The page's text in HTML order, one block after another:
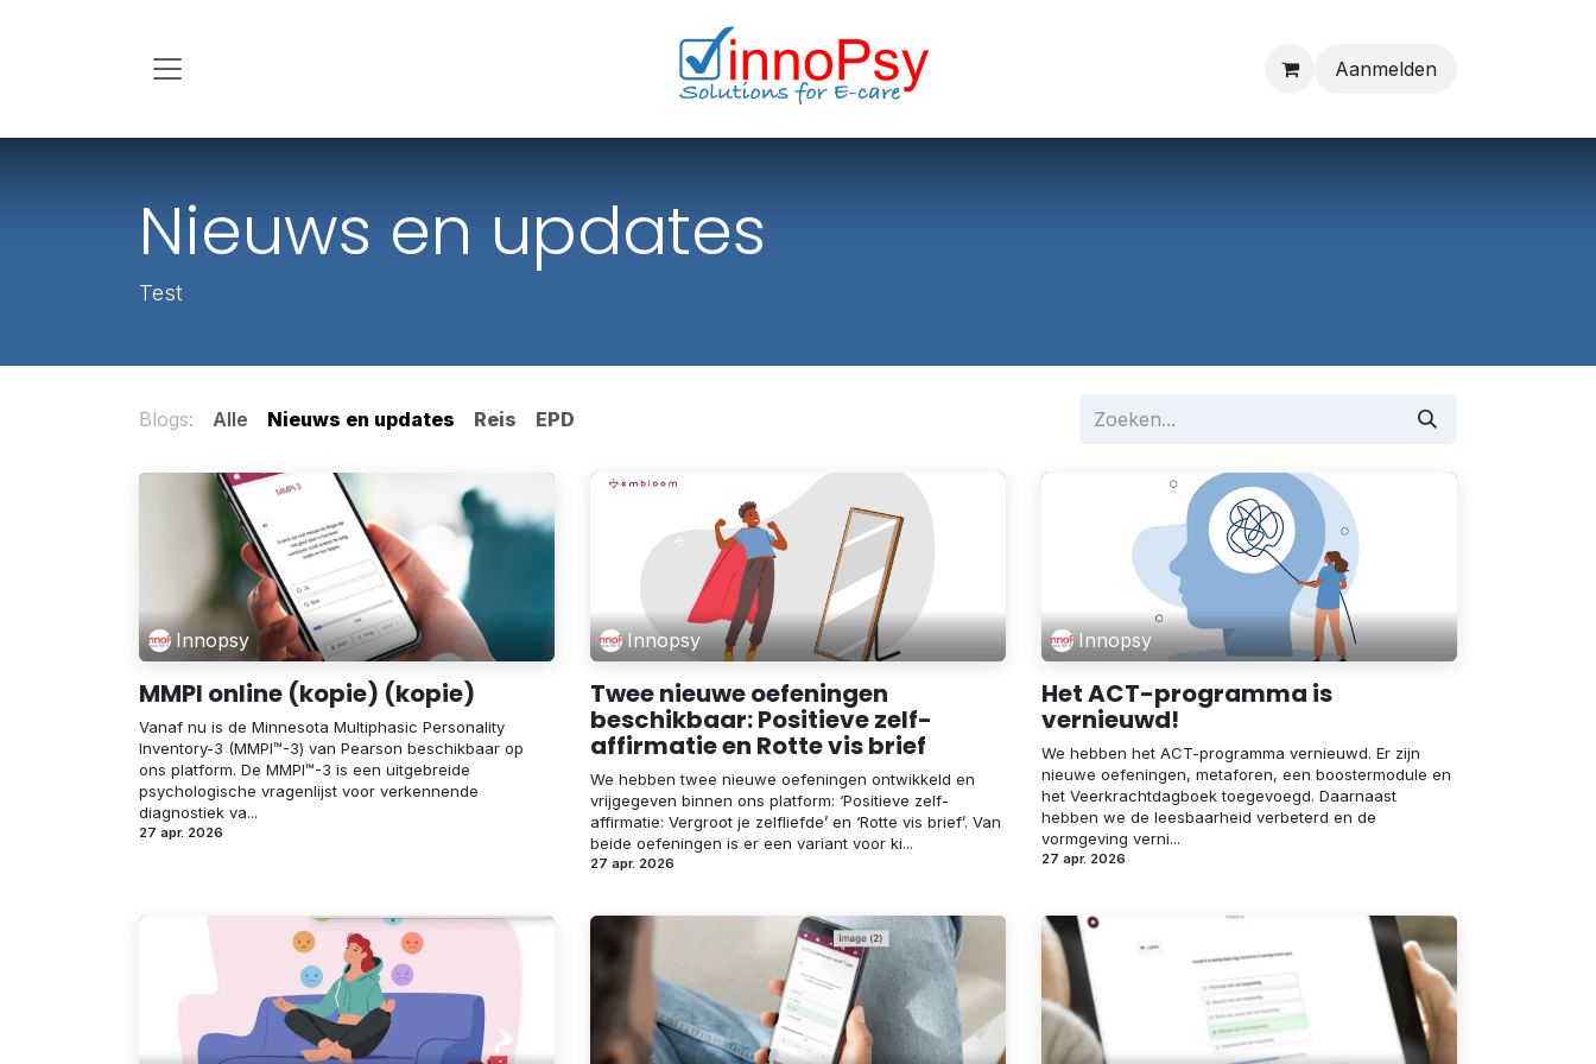
Aanmelden
Nieuws en updates
Test
Blogs: Alle Nieuws en updates Reis EPD
Innopsy
MMPI online (kopie) (kopie)
Vanaf nu is de Minnesota Multiphasic Personality
Inventory-3 (MMPI™-3) van Pearson beschikbaar op
ons platform. De MMPI™-3 is een uitgebreide
psychologische vragenlijst voor verkennende
diagnostiek va...
27 apr. 2026
Innopsy
Twee nieuwe oefeningen
beschikbaar: Positieve zelf-
affirmatie en Rotte vis brief
We hebben twee nieuwe oefeningen ontwikkeld en
vrijgegeven binnen ons platform: ‘Positieve zelf-
affirmatie: Vergroot je zelfliefde’ en ‘Rotte vis brief’. Van
beide oefeningen is er een variant voor ki...
27 apr. 2026
Innopsy
Het ACT-programma is
vernieuwd!
We hebben het ACT-programma vernieuwd. Er zijn
nieuwe oefeningen, metaforen, een boostermodule en
het Veerkrachtdagboek toegevoegd. Daarnaast
hebben we de leesbaarheid verbeterd en de
vormgeving verni...
27 apr. 2026